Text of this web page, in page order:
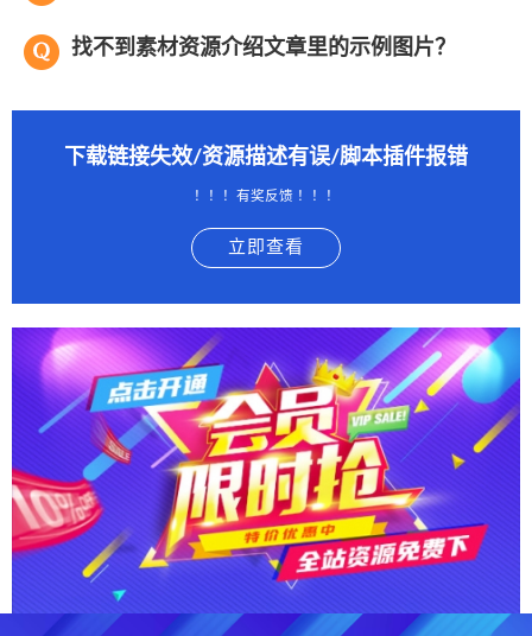
找不到素材资源介绍文章里的示例图片？
下载链接失效/资源描述有误/脚本插件报错
！！！有奖反馈 ！！！
立即查看